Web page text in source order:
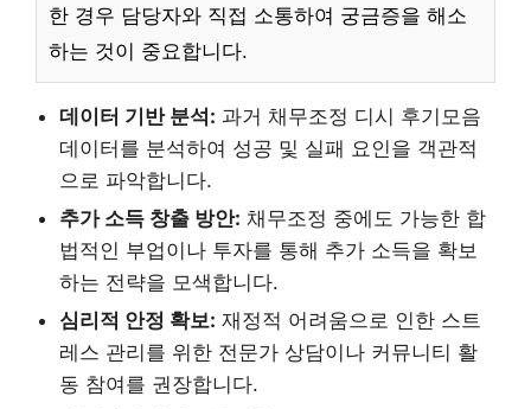
한 경우 담당자와 직접 소통하여 궁금증을 해소
하는 것이 중요합니다.
데이터 기반 분석: 과거 채무조정 디시 후기모음
데이터를 분석하여 성공 및 실패 요인을 객관적
으로 파악합니다.
추가 소득 창출 방안: 채무조정 중에도 가능한 합
법적인 부업이나 투자를 통해 추가 소득을 확보
하는 전략을 모색합니다.
심리적 안정 확보: 재정적 어려움으로 인한 스트
레스 관리를 위한 전문가 상담이나 커뮤니티 활
동 참여를 권장합니다.